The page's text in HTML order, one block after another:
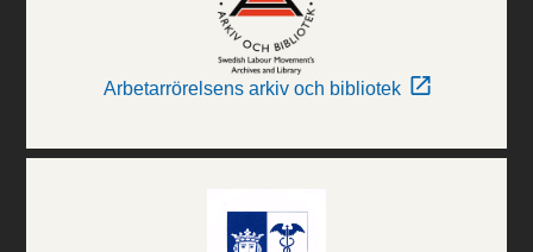
Arbetarrörelsens arkiv och bibliotek